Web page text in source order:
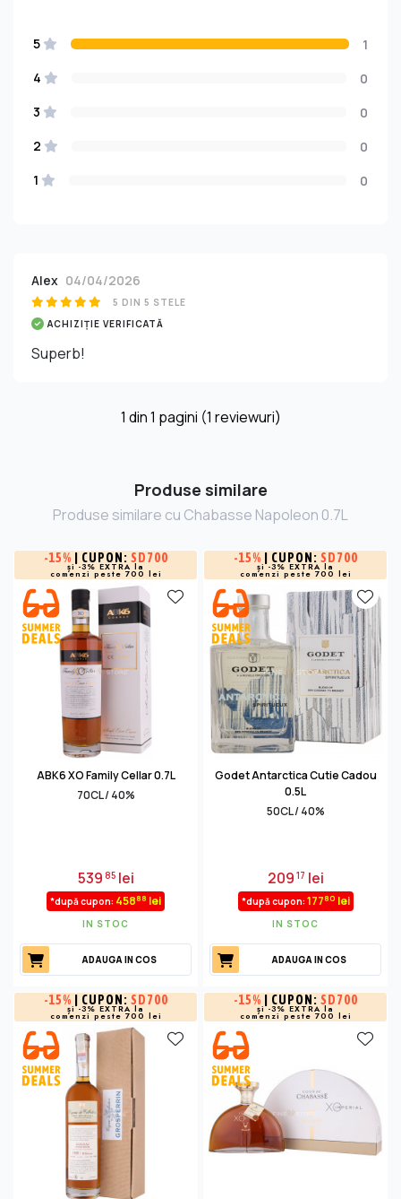
5
1
4
0
3
0
2
0
1
0
Alex 04/04/2026
5 DIN 5 STELE
ACHIZIȚIE VERIFICATĂ
Superb!
1 din1 pagini (1 reviewuri)
Produse similare
Produse similare cu Chabasse Napoleon 0.7L
-15% | CUPON: SD700
și -3% EXTRA la
comenzi peste 700 lei
ABK6 XO Family Cellar 0.7L
70CL / 40%
53985lei
*după cupon: 45888 lei
IN STOC
ADAUGA IN COS
-15% | CUPON: SD700
și -3% EXTRA la
comenzi peste 700 lei
Godet Antarctica Cutie Cadou
0.5L
50CL / 40%
20917 lei
*după cupon: 17780 lei
IN STOC
ADAUGA IN COS
-15% | CUPON: SD700
și -3% EXTRA la
comenzi peste 700 lei
-15% | CUPON: SD700
și -3% EXTRA la
comenzi peste 700 lei